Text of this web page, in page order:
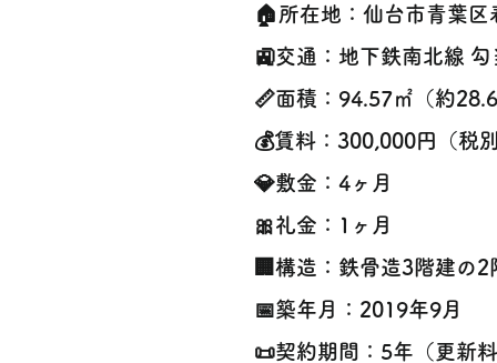
🏠所在地：仙台市青葉区
🚉交通：地下鉄南北線
📏面積：94.57㎡（約
💰賃料：300,000円（税
💎敷金：4ヶ月
🎀礼金：1ヶ月
🏢構造：鉄骨造3階建の2
📅築年月：2019年9月
📜契約期間：5年（更新